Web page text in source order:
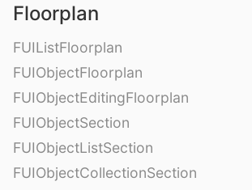
Floorplan
FUIListFloorplan
FUIObjectFloorplan
FUIObjectEditingFloorplan
FUIObjectSection
FUIObjectListSection
FUIObjectCollectionSection